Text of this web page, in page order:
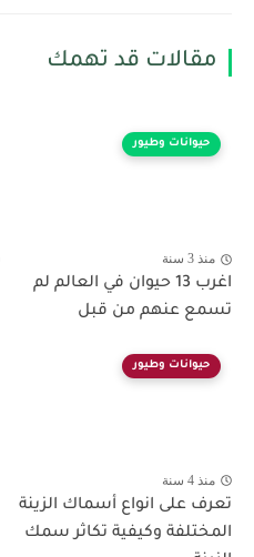
مقالات قد تهمك
حيوانات وطيور
منذ 3 سنة
اغرب 13 حيوان في العالم لم
تسمع عنهم من قبل
حيوانات وطيور
منذ 4 سنة
تعرف على انواع أسماك الزينة
المختلفة وكيفية تكاثر سمك